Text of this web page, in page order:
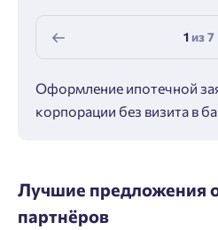
1из7
Оформление ипотечной
корпорации без визита в
Лучшие предложения
партнёров